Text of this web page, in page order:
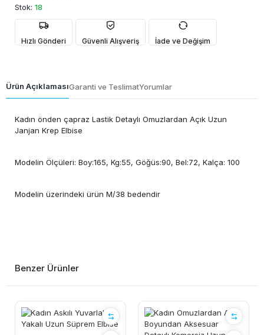
Stok: 18
Hızlı Gönderi Güvenli Alışveriş İade ve Değişim
Ürün AçıklamasıGaranti ve TeslimatYorumlar
Kadın önden çapraz Lastik Detaylı Omuzlardan Açık Uzun
Janjan Krep Elbise
Modelin Ölçüleri: Boy:165, Kg:55, Göğüs:90, Bel:72, Kalça: 100
Modelin üzerindeki ürün M/38 bedendir
Benzer Ürünler